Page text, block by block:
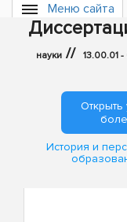
Меню сайта
науки // 13.00.01
Открыть
История и